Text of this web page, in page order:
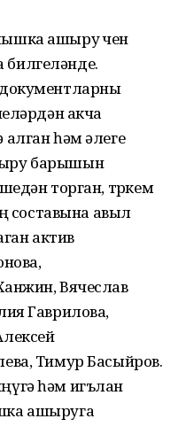
ашыру өчен
акча
һәм әлеге
барышын
торган, төркем
авыл
актив
Вячеслав
Гаврилова,
Тимур Басыйров.
һәм игълан
ашыруга